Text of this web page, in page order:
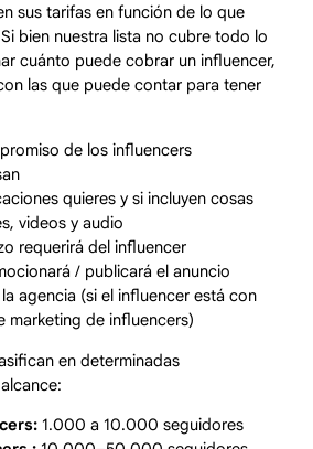
sus tarifas en función de lo que
bien nuestra lista no cubre todo lo
cuánto puede cobrar un influencer,
las que puede contar para tener
de los influencers
quieres y si incluyen cosas
videos y audio
requerirá del influencer
/ publicará el anuncio
agencia (si el influencer está con
marketing de influencers)
en determinadas
1.000 a 10.000 seguidores